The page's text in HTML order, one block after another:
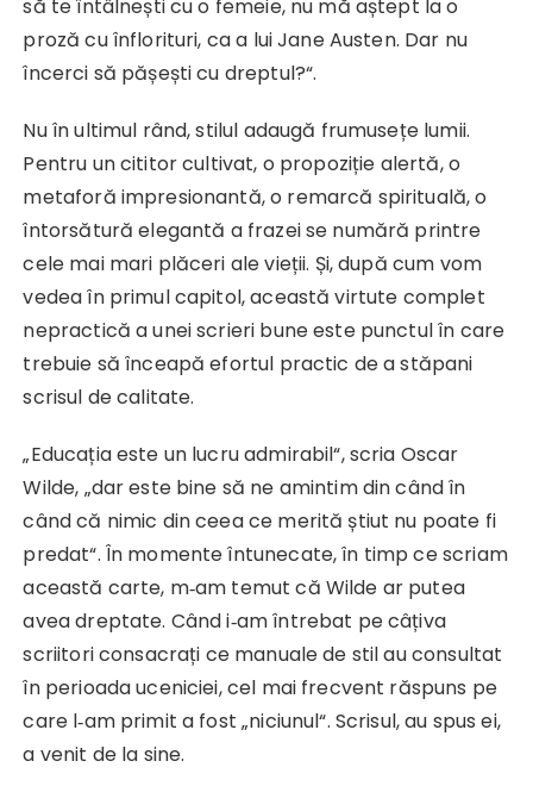
să te întâlnești cu o femeie, nu mă aștept la o
proză cu înflorituri, ca a lui Jane Austen. Dar nu
încerci să pășești cu dreptul?“.
Nu în ultimul rând, stilul adaugă frumusețe lumii.
Pentru un cititor cultivat, o propoziție alertă, o
metaforă impresionantă, o remarcă spirituală, o
întorsătură elegantă a frazei se numără printre
cele mai mari plăceri ale vieții. Și, după cum vom
vedea în primul capitol, această virtute complet
nepractică a unei scrieri bune este punctul în care
trebuie să înceapă efortul practic de a stăpani
scrisul de calitate.
„Educația este un lucru admirabil“, scria Oscar
Wilde, „dar este bine să ne amintim din când în
când că nimic din ceea ce merită știut nu poate fi
predat“. În momente întunecate, în timp ce scriam
această carte, m‑am temut că Wilde ar putea
avea dreptate. Când i‑am întrebat pe câțiva
scriitori consacrați ce manuale de stil au consultat
în perioada uceniciei, cel mai frecvent răspuns pe
care l‑am primit a fost „niciunul“. Scrisul, au spus ei,
a venit de la sine.